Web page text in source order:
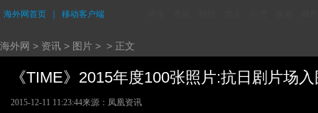
海外网首页 移动客户端
海外网 > 资讯 > 图片 > > 正文
《TIME》2015年度100张照片:抗日剧片场
2015-12-11 11:23:44来源：凤凰资讯